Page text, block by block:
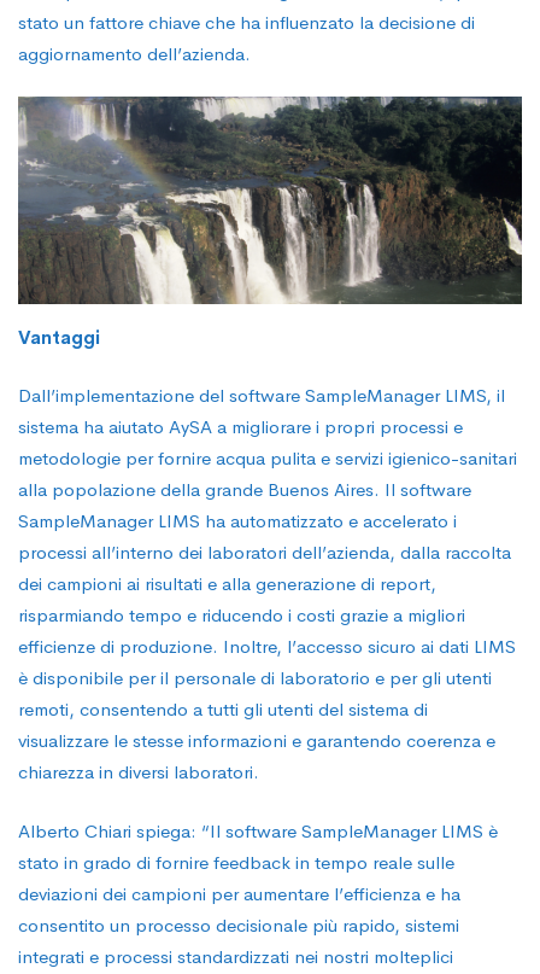
stato un fattore chiave che ha influenzato la decisione di
aggiornamento dell’azienda.
Vantaggi
Dall’implementazione del software SampleManager LIMS, il
sistema ha aiutato AySA a migliorare i propri processi e
metodologie per fornire acqua pulita e servizi igienico-sanitari
alla popolazione della grande Buenos Aires. Il software
SampleManager LIMS ha automatizzato e accelerato i
processi all’interno dei laboratori dell’azienda, dalla raccolta
dei campioni ai risultati e alla generazione di report,
risparmiando tempo e riducendo i costi grazie a migliori
efficienze di produzione. Inoltre, l’accesso sicuro ai dati LIMS
è disponibile per il personale di laboratorio e per gli utenti
remoti, consentendo a tutti gli utenti del sistema di
visualizzare le stesse informazioni e garantendo coerenza e
chiarezza in diversi laboratori.
Alberto Chiari spiega: “Il software SampleManager LIMS è
stato in grado di fornire feedback in tempo reale sulle
deviazioni dei campioni per aumentare l’efficienza e ha
consentito un processo decisionale più rapido, sistemi
integrati e processi standardizzati nei nostri molteplici